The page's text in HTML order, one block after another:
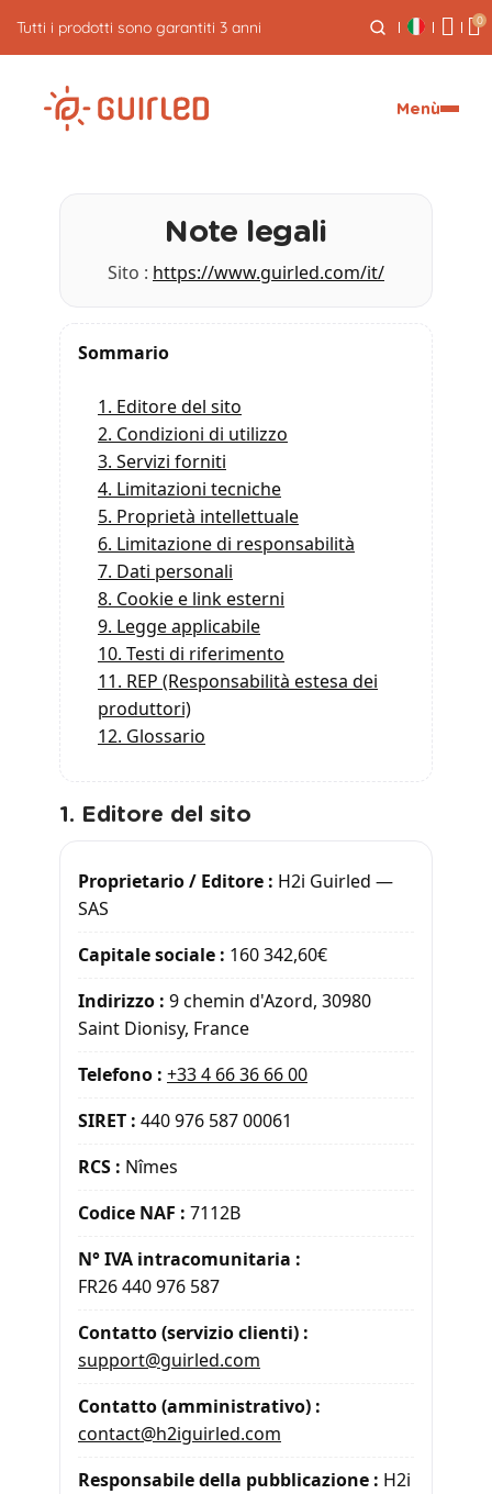
0
Menù
Note legali
Sito : https://www.guirled.com/it/
Sommario
1. Editore del sito
2. Condizioni di utilizzo
3. Servizi forniti
4. Limitazioni tecniche
5. Proprietà intellettuale
6. Limitazione di responsabilità
7. Dati personali
8. Cookie e link esterni
9. Legge applicabile
10. Testi di riferimento
11. REP (Responsabilità estesa dei
produttori)
12. Glossario
1. Editore del sito
Proprietario / Editore : H2i Guirled —
SAS
Capitale sociale : 160 342,60€
Indirizzo : 9 chemin d'Azord, 30980
Saint Dionisy, France
Telefono : +33 4 66 36 66 00
SIRET : 440 976 587 00061
RCS : Nîmes
Codice NAF : 7112B
N° IVA intracomunitaria :
FR26 440 976 587
Contatto (servizio clienti) :
support@guirled.com
Contatto (amministrativo) :
contact@h2iguirled.com
Responsabile della pubblicazione : H2i